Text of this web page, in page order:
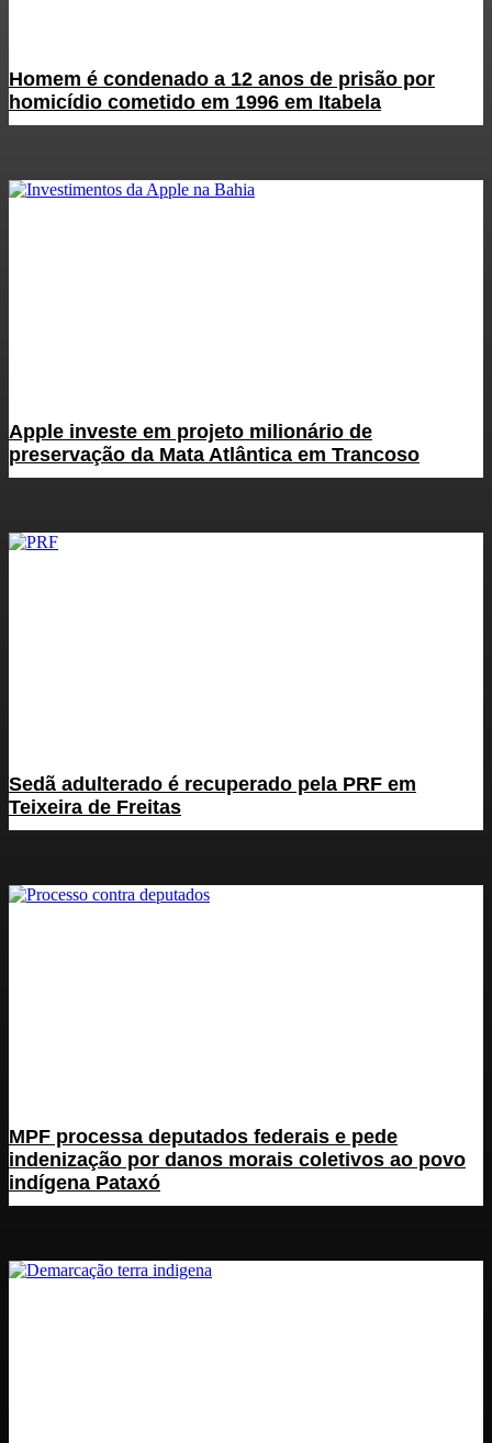
Homem é condenado a 12 anos de prisão por
homicídio cometido em 1996 em Itabela
Apple investe em projeto milionário de
preservação da Mata Atlântica em Trancoso
Sedã adulterado é recuperado pela PRF em
Teixeira de Freitas
MPF processa deputados federais e pede
indenização por danos morais coletivos ao povo
indígena Pataxó